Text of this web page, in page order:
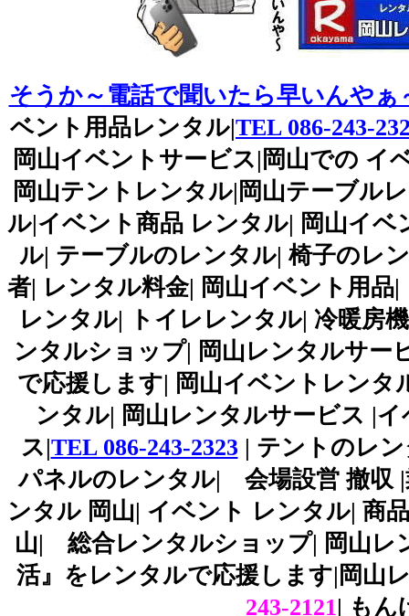
そうか～電話で聞いたら早いんやぁ
ベント用品レンタル|TEL 086-243-
岡山イベントサービス|岡山での イ
岡山テントレンタル|岡山テーブル
ル|イベント商品 レンタル| 岡山イ
ル| テーブルのレンタル| 椅子のレ
者| レンタル料金| 岡山イベント用品
レンタル| トイレレンタル| 冷暖房
ンタルショップ| 岡山レンタルサー
で応援します| 岡山イベントレンタ
ンタル| 岡山レンタルサービス |
ス|TEL 086-243-2323 | テントのレ
パネルのレンタル| 会場設営 撤収
ンタル 岡山| イベント レンタル| 商
山| 総合レンタルショップ| 岡山レ
活』をレンタルで応援します|岡山
243-2121| もん